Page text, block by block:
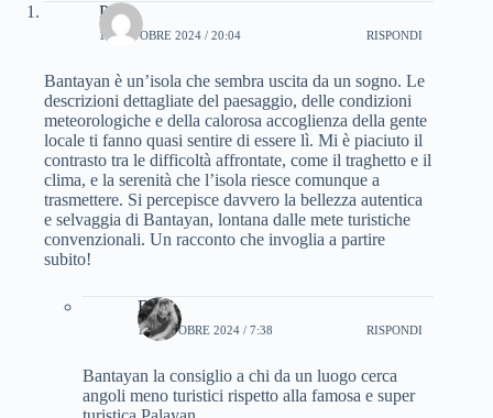
Paola
11 OTTOBRE 2024 / 20:04 RISPONDI
Bantayan è un’isola che sembra uscita da un sogno. Le
descrizioni dettagliate del paesaggio, delle condizioni
meteorologiche e della calorosa accoglienza della gente
locale ti fanno quasi sentire di essere lì. Mi è piaciuto il
contrasto tra le difficoltà affrontate, come il traghetto e il
clima, e la serenità che l’isola riesce comunque a
trasmettere. Si percepisce davvero la bellezza autentica
e selvaggia di Bantayan, lontana dalle mete turistiche
convenzionali. Un racconto che invoglia a partire
subito!
Bru
12 OTTOBRE 2024 / 7:38 RISPONDI
Bantayan la consiglio a chi da un luogo cerca
angoli meno turistici rispetto alla famosa e super